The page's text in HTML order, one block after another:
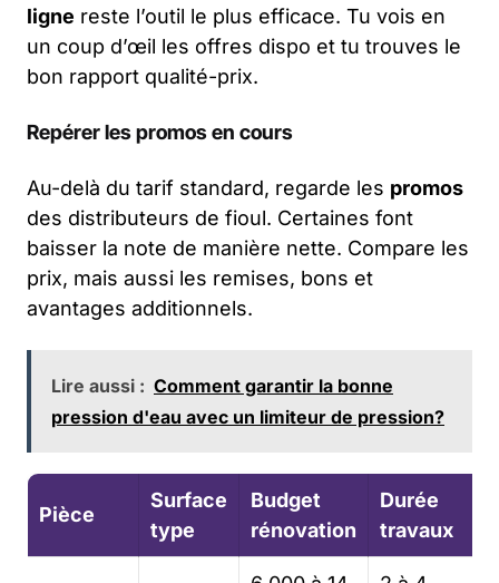
ligne reste l’outil le plus efficace. Tu vois en
un coup d’œil les offres dispo et tu trouves le
bon rapport qualité-prix.
Repérer les promos en cours
Au-delà du tarif standard, regarde les promos
des distributeurs de fioul. Certaines font
baisser la note de manière nette. Compare les
prix, mais aussi les remises, bons et
avantages additionnels.
Lire aussi : Comment garantir la bonne
pression d'eau avec un limiteur de pression?
Pièce
Surface
type
Budget
rénovation
Durée
travaux